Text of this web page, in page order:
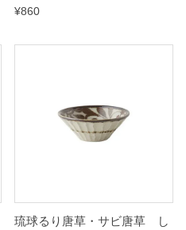
¥860
琉球るり唐草・サビ唐草 し